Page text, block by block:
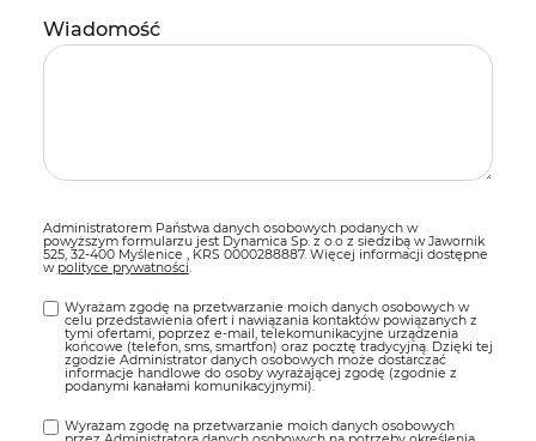
Wiadomość
Administratorem Państwa danych osobowych podanych w
powyższym formularzu jest Dynamica Sp. z o.o z siedzibą w Jawornik
525, 32-400 Myślenice , KRS 0000288887. Więcej informacji dostępne
w polityce prywatności.
Wyrażam zgodę na przetwarzanie moich danych osobowych w
celu przedstawienia ofert i nawiązania kontaktów powiązanych z
tymi ofertami, poprzez e-mail, telekomunikacyjne urządzenia
końcowe (telefon, sms, smartfon) oraz pocztę tradycyjną. Dzięki tej
zgodzie Administrator danych osobowych może dostarczać
informacje handlowe do osoby wyrażającej zgodę (zgodnie z
podanymi kanałami komunikacyjnymi).
Wyrażam zgodę na przetwarzanie moich danych osobowych